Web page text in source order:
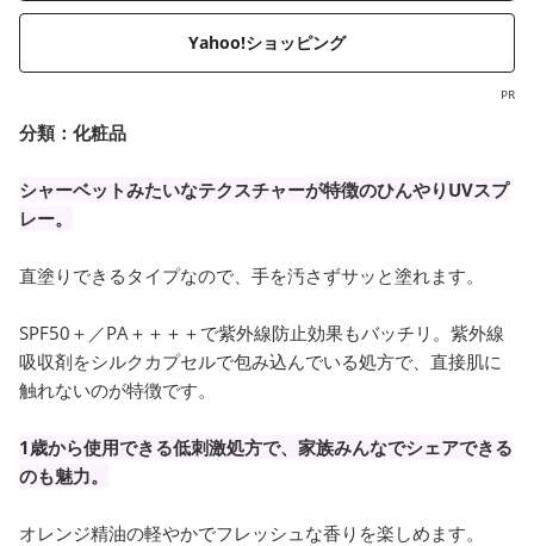
Yahoo!ショッピング
PR
分類：化粧品
シャーベットみたいなテクスチャーが特徴のひんやりUVスプ
レー。
直塗りできるタイプなので、手を汚さずサッと塗れます。
SPF50＋／PA＋＋＋＋で紫外線防止効果もバッチリ。紫外線
吸収剤をシルクカプセルで包み込んでいる処方で、直接肌に
触れないのが特徴です。
1歳から使用できる低刺激処方で、家族みんなでシェアできる
のも魅力。
オレンジ精油の軽やかでフレッシュな香りを楽しめます。